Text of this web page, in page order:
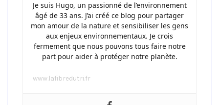
Je suis Hugo, un passionné de l’environnement
âgé de 33 ans. J’ai créé ce blog pour partager
mon amour de la nature et sensibiliser les gens
aux enjeux environnementaux. Je crois
fermement que nous pouvons tous faire notre
part pour aider à protéger notre planète.
www.lafibredutri.fr